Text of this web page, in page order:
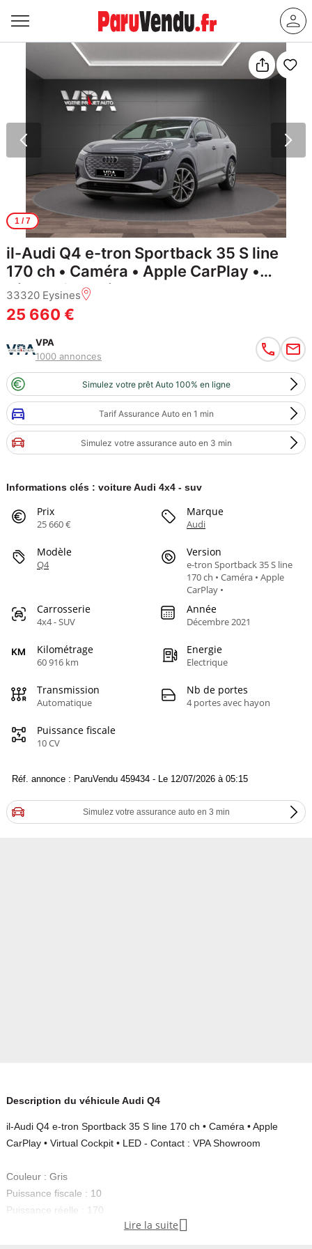
1/ 7
il-Audi Q4 e-tron Sportback 35 S line
170 ch • Caméra • Apple CarPlay •
Virtual Cockpit • LED
33320 Eysines
25 660 €
VPA
1000 annonces
Simulez votre prêt Auto 100% en ligne
Tarif Assurance Auto en 1 min
Simulez votre assurance auto en 3 min
Informations clés : voiture Audi 4x4 - suv
Prix
25 660 €
Marque
Audi
Modèle
Q4
Version
e-tron Sportback 35 S line
170 ch • Caméra • Apple
CarPlay •
Carrosserie
4x4 - SUV
Année
Décembre 2021
Kilométrage
60 916 km
Energie
Electrique
Transmission
Automatique
Nb de portes
4 portes avec hayon
Puissance fiscale
10 CV
Réf. annonce : ParuVendu 459434 - Le 12/07/2026 à 05:15
Simulez votre assurance auto en 3 min
Description du véhicule Audi Q4
il-Audi Q4 e-tron Sportback 35 S line 170 ch • Caméra • Apple
CarPlay • Virtual Cockpit • LED - Contact : VPA Showroom
Couleur : Gris
Puissance fiscale : 10
Puissance réelle : 170
Lire la suite 